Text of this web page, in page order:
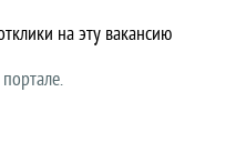
на эту вакансию